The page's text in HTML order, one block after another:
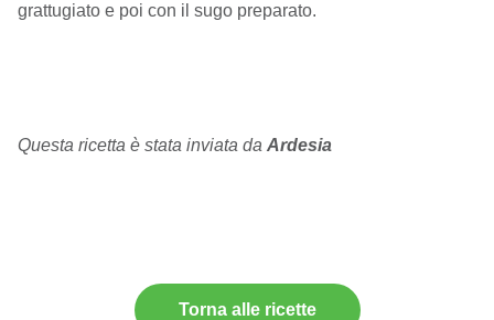
grattugiato e poi con il sugo preparato.
Questa ricetta è stata inviata da Ardesia
Torna alle ricette